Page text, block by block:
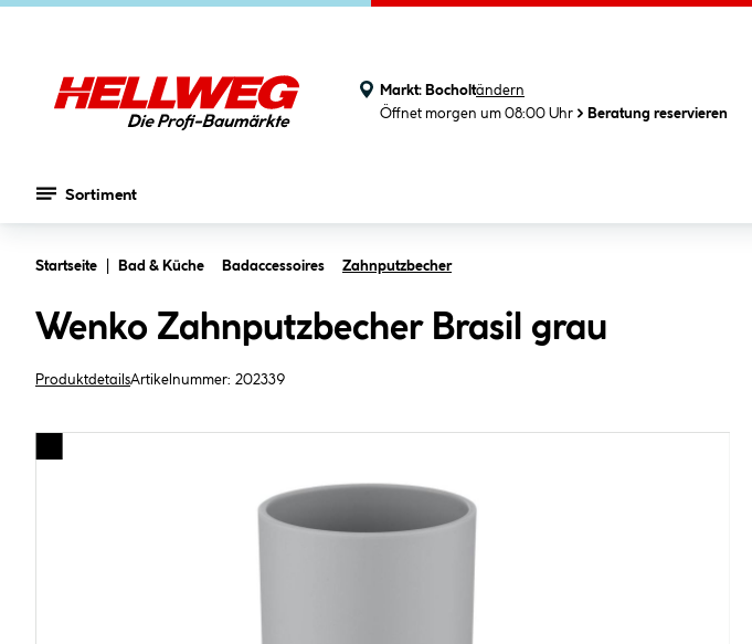
Markt: Bocholtändern
Öffnet morgen um 08:00 Uhr
Beratung reservieren
Sortiment
Startseite Bad & Küche Badaccessoires Zahnputzbecher
Wenko Zahnputzbecher Brasil grau
ProduktdetailsArtikelnummer: 202339